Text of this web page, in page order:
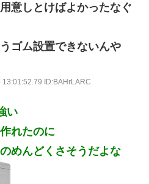
意しとけばよかったなぐ
ゴム設置できないんや
ID:BAHrLARC
い
れたのに
めんどくさそうだよな